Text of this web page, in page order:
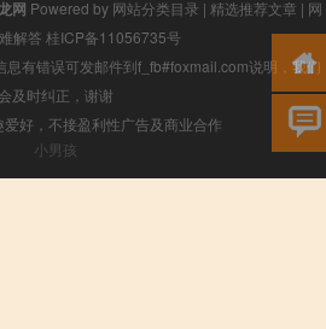
网 Powered by 网站分类目录 | 精选推荐文章 | 网
解答 桂ICP备11056735号
有错误可发邮件到f_fb#foxmail.com说明，我们
会及时纠正，谢谢
好，不接盈利性广告及商业合作
小男孩